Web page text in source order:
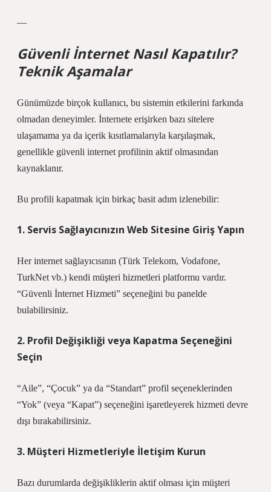
—
Güvenli İnternet Nasıl Kapatılır?
Teknik Aşamalar
Günümüzde birçok kullanıcı, bu sistemin etkilerini farkında
olmadan deneyimler. İnternete erişirken bazı sitelere
ulaşamama ya da içerik kısıtlamalarıyla karşılaşmak,
genellikle güvenli internet profilinin aktif olmasından
kaynaklanır.
Bu profili kapatmak için birkaç basit adım izlenebilir:
1. Servis Sağlayıcınızın Web Sitesine Giriş Yapın
Her internet sağlayıcısının (Türk Telekom, Vodafone,
TurkNet vb.) kendi müşteri hizmetleri platformu vardır.
“Güvenli İnternet Hizmeti” seçeneğini bu panelde
bulabilirsiniz.
2. Profil Değişikliği veya Kapatma Seçeneğini
Seçin
“Aile”, “Çocuk” ya da “Standart” profil seçeneklerinden
“Yok” (veya “Kapat”) seçeneğini işaretleyerek hizmeti devre
dışı bırakabilirsiniz.
3. Müşteri Hizmetleriyle İletişim Kurun
Bazı durumlarda değişikliklerin aktif olması için müşteri